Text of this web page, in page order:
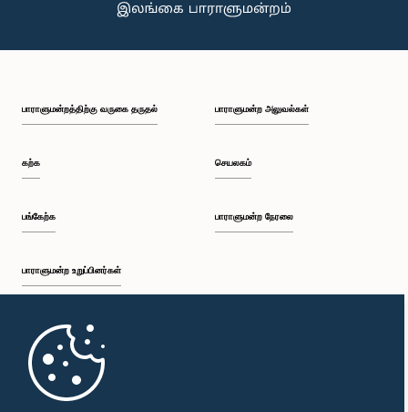
பாராளுமன்றத்திற்கு வருகை தருதல்
கற்க
பங்கேற்க
பாராளுமன்ற உறுப்பினர்கள்
முதற்பக்கம்
பாராளுமன்ற அலுவல்கள்
செயலகம்
பாராளுமன்ற நேரலை
பாராளுமன்ற கையடக்க செயலி